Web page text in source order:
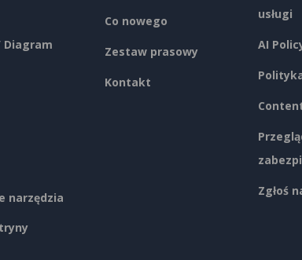
narzędzia
Co nowego
Zestaw prasowy
Kontakt
usługi
AI
Zgłoś